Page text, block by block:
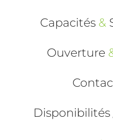
Capacités &
Ouverture